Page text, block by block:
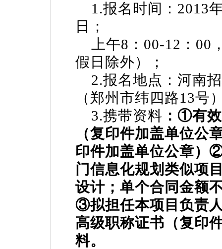
1.报名时间：2013
日；
上午8：00-12：00
假日除外）；
2.报名地点：河南
（郑州市纬四路13号
3.携带资料 ：①有
（复印件加盖单位公
印件加盖单位公章）
门信息化规划类似项
设计；单个合同金额
③拟担任本项目负责
高级职称证书（复印
料。